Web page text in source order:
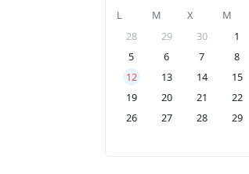
L M X M
28
29 30 1
5
6 7 8
12
13 14 15
19
20 21 22
26
27 28 29